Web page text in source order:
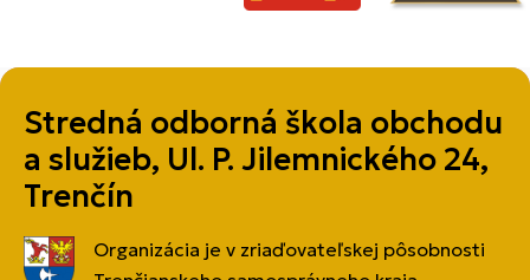
Stredná odborná škola obchodu
a služieb, Ul. P. Jilemnického 24,
Trenčín
Organizácia je v zriaďovateľskej pôsobnosti